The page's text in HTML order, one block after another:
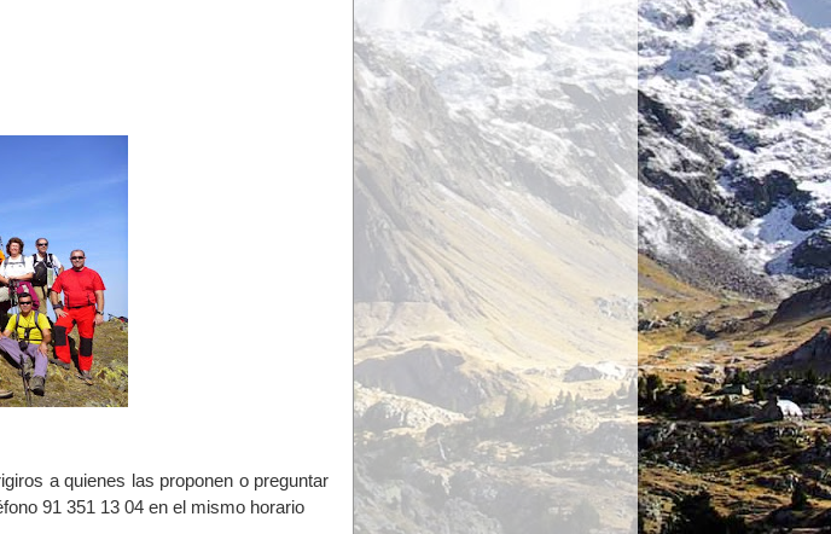
a quienes las proponen o preguntar
91 351 13 04 en el mismo horario